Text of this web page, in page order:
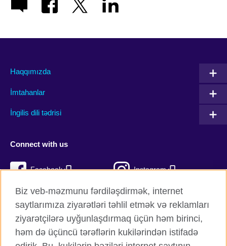
Haqqımızda
İmtahanlar
İngilis dili tədrisi
Connect with us
Facebook Instagram
Twitter TikTok
Biz veb-məzmunu fərdiləşdirmək, internet
saytlarımıza ziyarətləri təhlil etmək və reklamları
ziyarətçilərə uyğunlaşdırmaq üçün həm birinci,
həm də üçüncü tərəflərin kukilərindən istifadə